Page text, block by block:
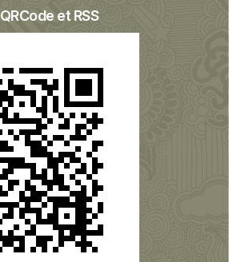
QRCode et RSS